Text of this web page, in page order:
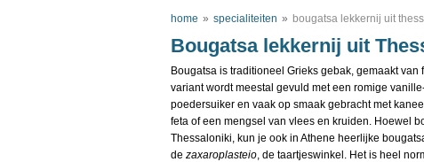
home » specialiteiten » bougatsa lekkernij uit
Bougatsa lekkernij uit
Bougatsa is traditioneel Grieks gebak, gemaakt
variant wordt meestal gevuld met een romige
poedersuiker en vaak op smaak gebracht met
feta of een mengsel van vlees en kruiden. Hoewel
Thessaloniki, kun je ook in Athene heerlijke
de zaxaroplasteio, de taartjeswinkel. Het is heel